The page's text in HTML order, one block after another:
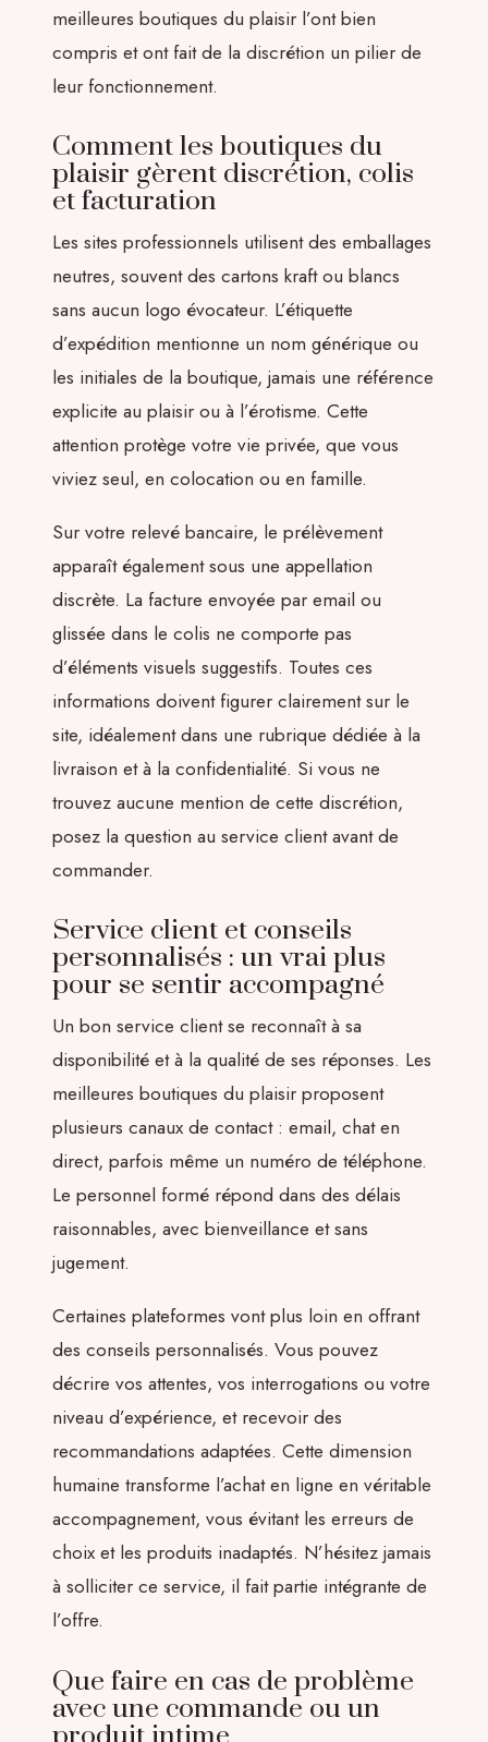
meilleures boutiques du plaisir l’ont bien
compris et ont fait de la discrétion un pilier de
leur fonctionnement.
Comment les boutiques du
plaisir gèrent discrétion, colis
et facturation
Les sites professionnels utilisent des emballages
neutres, souvent des cartons kraft ou blancs
sans aucun logo évocateur. L’étiquette
d’expédition mentionne un nom générique ou
les initiales de la boutique, jamais une référence
explicite au plaisir ou à l’érotisme. Cette
attention protège votre vie privée, que vous
viviez seul, en colocation ou en famille.
Sur votre relevé bancaire, le prélèvement
apparaît également sous une appellation
discrète. La facture envoyée par email ou
glissée dans le colis ne comporte pas
d’éléments visuels suggestifs. Toutes ces
informations doivent figurer clairement sur le
site, idéalement dans une rubrique dédiée à la
livraison et à la confidentialité. Si vous ne
trouvez aucune mention de cette discrétion,
posez la question au service client avant de
commander.
Service client et conseils
personnalisés : un vrai plus
pour se sentir accompagné
Un bon service client se reconnaît à sa
disponibilité et à la qualité de ses réponses. Les
meilleures boutiques du plaisir proposent
plusieurs canaux de contact : email, chat en
direct, parfois même un numéro de téléphone.
Le personnel formé répond dans des délais
raisonnables, avec bienveillance et sans
jugement.
Certaines plateformes vont plus loin en offrant
des conseils personnalisés. Vous pouvez
décrire vos attentes, vos interrogations ou votre
niveau d’expérience, et recevoir des
recommandations adaptées. Cette dimension
humaine transforme l’achat en ligne en véritable
accompagnement, vous évitant les erreurs de
choix et les produits inadaptés. N’hésitez jamais
à solliciter ce service, il fait partie intégrante de
l’offre.
Que faire en cas de problème
avec une commande ou un